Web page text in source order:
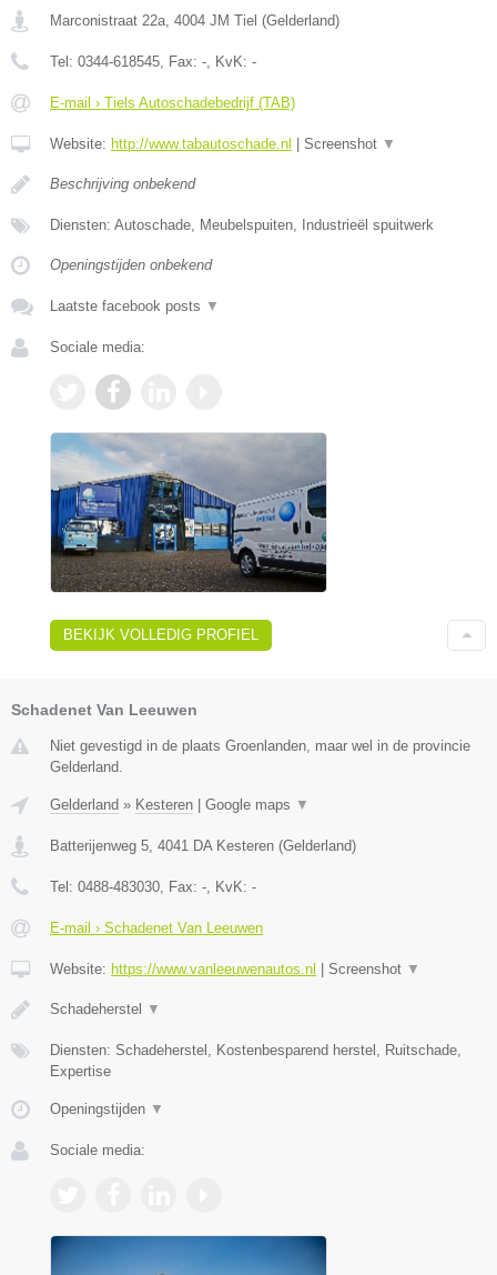
Marconistraat 22a, 4004 JM Tiel (Gelderland)
Tel: 0344-618545, Fax: -, KvK: -
E-mail › Tiels Autoschadebedrijf (TAB)
Website: http://www.tabautoschade.nl Screenshot ▼
Beschrijving onbekend
Diensten: Autoschade, Meubelspuiten, Industrieël spuitwerk
Openingstijden onbekend
Laatste facebook posts ▼
Sociale media:
BEKIJK VOLLEDIG PROFIEL
Schadenet Van Leeuwen
Niet gevestigd in de plaats Groenlanden, maar wel in de provincie
Gelderland.
Gelderland » Kesteren Google maps ▼
Batterijenweg 5 4041 DA Kesteren (Gelderland)
Tel: 0488-483030 , Fax: - , KvK: -
E-mail › Schadenet Van Leeuwen
Website: https://www.vanleeuwenautos.nl Screenshot ▼
Schadeherstel ▼
Diensten: Schadeherstel, Kostenbesparend herstel, Ruitschade,
Expertise
Openingstijden ▼
Sociale media: